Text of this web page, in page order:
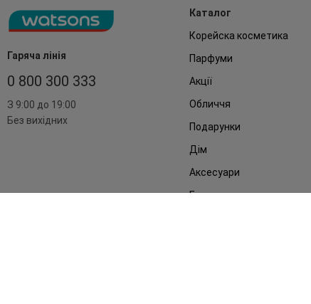
Гаряча лінія
0 800 300 333
З 9:00 до 19:00
Без вихідних
Каталог
Корейска косметика
Парфуми
Акції
Обличчя
Подарунки
Дім
Аксесуари
Бренди